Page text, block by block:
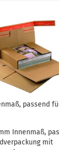
passend
Innenmaß,
mit